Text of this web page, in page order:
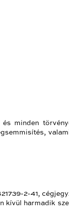
minden
2-41,
kívül harmadik